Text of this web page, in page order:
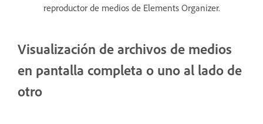
reproductor de medios de Elements Organizer.
Visualización de archivos de medios
en pantalla completa o uno al lado de
otro